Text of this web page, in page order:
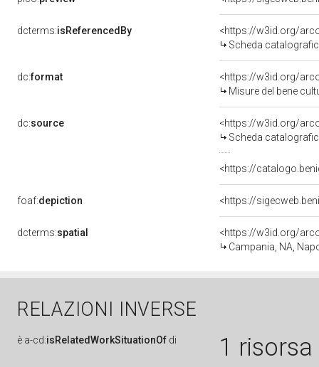
dcterms:isReferencedBy
<https://w3id.org/
Scheda
dc:format
<https://w3id.org/
Misure del bene
dc:source
<https://w3id.org/
Scheda
<https://
foaf:depiction <https://
dcterms:spatial
<https://w3id.org/
Campania, NA,
RELAZIONI INVERSE
è a-cd:isRelatedWorkSituationOf di 1 risorsa